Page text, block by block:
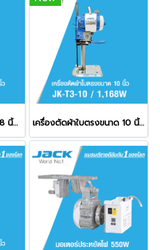
เครื่องตัดผ้าใบตรงขนาด 8 นิ้ว 850W JACK รุ่น T3 ' 8 / 850W เครื่องตัดผ้าใบตรงขนาด 10 นิ้ว 1168W JACK รุ่น T3 ' 10 / 1168W